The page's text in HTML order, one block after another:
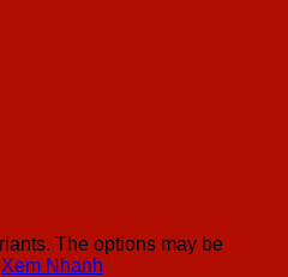
The options may be
Xem Nhanh